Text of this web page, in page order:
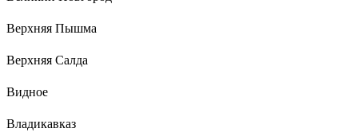
Верхняя Пышма
Верхняя Салда
Видное
Владикавказ